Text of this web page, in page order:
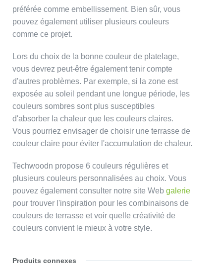
préférée comme embellissement. Bien sûr, vous
pouvez également utiliser plusieurs couleurs
comme ce projet.
Lors du choix de la bonne couleur de platelage,
vous devrez peut-être également tenir compte
d'autres problèmes. Par exemple, si la zone est
exposée au soleil pendant une longue période, les
couleurs sombres sont plus susceptibles
d'absorber la chaleur que les couleurs claires.
Vous pourriez envisager de choisir une terrasse de
couleur claire pour éviter l'accumulation de chaleur.
Techwoodn propose 6 couleurs régulières et
plusieurs couleurs personnalisées au choix. Vous
pouvez également consulter notre site Web galerie
pour trouver l'inspiration pour les combinaisons de
couleurs de terrasse et voir quelle créativité de
couleurs convient le mieux à votre style.
Produits connexes